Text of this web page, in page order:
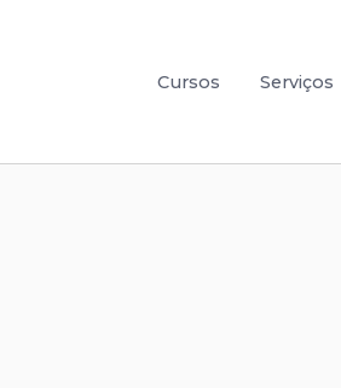
Cursos Serviços